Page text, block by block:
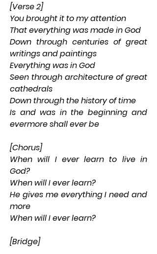
[Verse 2]
You brought it to my attention
That everything was made in God
Down through centuries of great
writings and paintings
Everything was in God
Seen through architecture of great
cathedrals
Down through the history of time
Is and was in the beginning and
evermore shall ever be
[Chorus]
When will I ever learn to live in
God?
When will I ever learn?
He gives me everything I need and
more
When will I ever learn?
[Bridge]